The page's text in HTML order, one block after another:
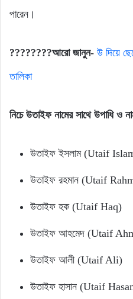
পারেন।
????????আরো জানুন- উ দিয়ে
তালিকা
নিচে উতাইফ নামের সাথে উপাধি ও
উতাইফ ইসলাম (Utaif
উতাইফ রহমান (Utaif
উতাইফ হক (Utaif Haq)
উতাইফ আহমেদ (Utaif
উতাইফ আলী (Utaif Ali)
উতাইফ হাসান (Utaif